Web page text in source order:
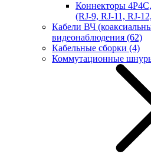
Коннекторы
(RJ-9, RJ-11, RJ-
Кабели ВЧ
видеонаблюдения (62)
Кабельные сборки (4)
Коммутационные